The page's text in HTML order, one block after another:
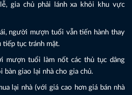
gia chủ phải lánh xa khỏi khu vực
người mượn tuổi vẫn tiến hành thay
tiếp tục tránh mặt.
mượn tuổi làm nốt các thủ tục dâng
bàn giao lại nhà cho gia chủ.
lại nhà (với giá cao hơn giá bán nhà